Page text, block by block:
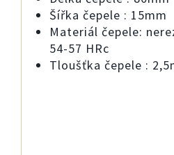
Šířka čepele : 15mm
Materiál čepele:
54-57 HRc
Tloušťka čepele :